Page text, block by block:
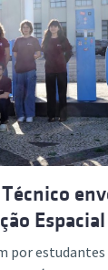
Espacial
por estudantes